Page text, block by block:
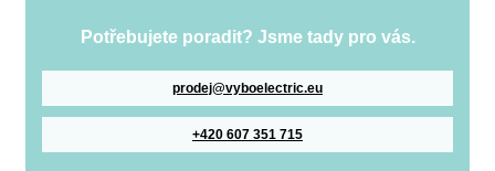
Potřebujete poradit? Jsme tady pro vás.
prodej@vyboelectric.eu
+420 607 351 715